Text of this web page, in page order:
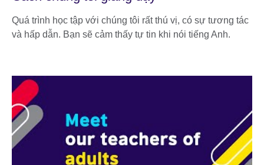
Quá trình học tập với chúng tôi rất thú vị, có sự tương tác
và hấp dẫn. Bạn sẽ cảm thấy tự tin khi nói tiếng Anh.